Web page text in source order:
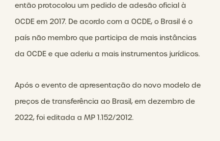
então protocolou um pedido de adesão oficial à
OCDE em 2017. De acordo com a OCDE, o Brasil é o
país não membro que participa de mais instâncias
da OCDE e que aderiu a mais instrumentos jurídicos.
Após o evento de apresentação do novo modelo de
preços de transferência ao Brasil, em dezembro de
2022, foi editada a MP 1.152/2012.